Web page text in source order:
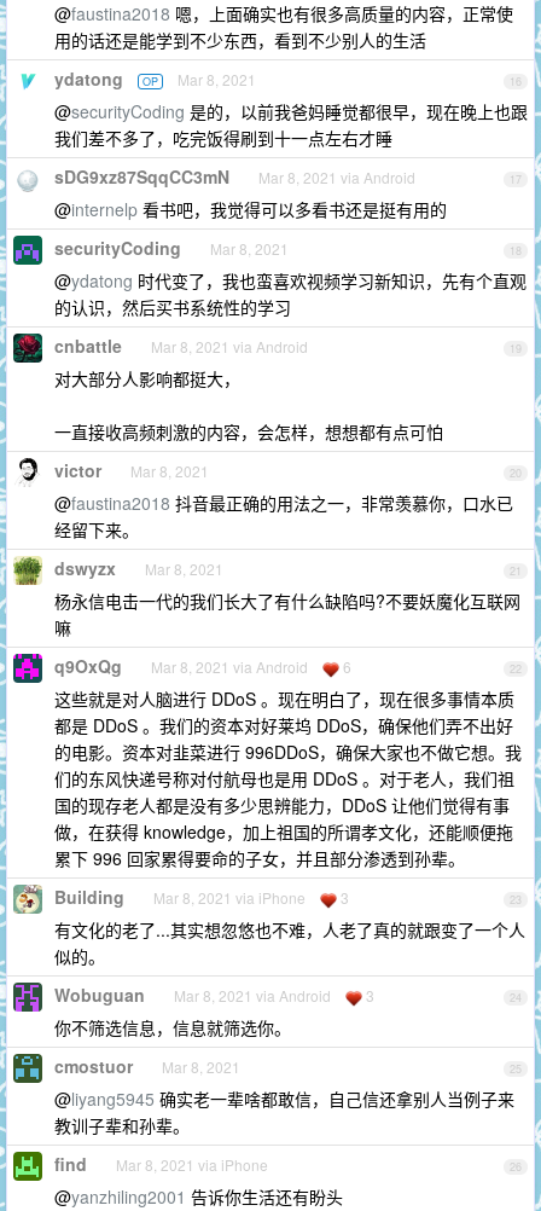
@faustina2018 嗯，上面确实也有很多高质量的内容，正常使
用的话还是能学到不少东西，看到不少别人的生活
16
ydatong OP Mar 8, 2021
@securityCoding 是的，以前我爸妈睡觉都很早，现在晚上也跟
我们差不多了，吃完饭得刷到十一点左右才睡
17
sDG9xz87SqqCC3mN Mar 8, 2021 via Android
@internelp 看书吧，我觉得可以多看书还是挺有用的
18
securityCoding Mar 8, 2021
@ydatong 时代变了，我也蛮喜欢视频学习新知识，先有个直观
的认识，然后买书系统性的学习
19
cnbattle Mar 8, 2021 via Android
对大部分人影响都挺大，
一直接收高频刺激的内容，会怎样，想想都有点可怕
20
victor Mar 8, 2021
@faustina2018 抖音最正确的用法之一，非常羡慕你，口水已
经留下来。
21
dswyzx Mar 8, 2021
杨永信电击一代的我们长大了有什么缺陷吗?不要妖魔化互联网
嘛
22
q9OxQg Mar 8, 2021 via Android 6
这些就是对人脑进行 DDoS 。现在明白了，现在很多事情本质
都是 DDoS 。我们的资本对好莱坞 DDoS，确保他们弄不出好
的电影。资本对韭菜进行 996DDoS，确保大家也不做它想。我
们的东风快递号称对付航母也是用 DDoS 。对于老人，我们祖
国的现存老人都是没有多少思辨能力，DDoS 让他们觉得有事
做，在获得 knowledge，加上祖国的所谓孝文化，还能顺便拖
累下 996 回家累得要命的子女，并且部分渗透到孙辈。
23
Building Mar 8, 2021 via iPhone 3
有文化的老了...其实想忽悠也不难，人老了真的就跟变了一个人
似的。
24
Wobuguan Mar 8, 2021 via Android 3
你不筛选信息，信息就筛选你。
25
cmostuor Mar 8, 2021
@liyang5945 确实老一辈啥都敢信，自己信还拿别人当例子来
教训子辈和孙辈。
26
find Mar 8, 2021 via iPhone
@yanzhiling2001 告诉你生活还有盼头